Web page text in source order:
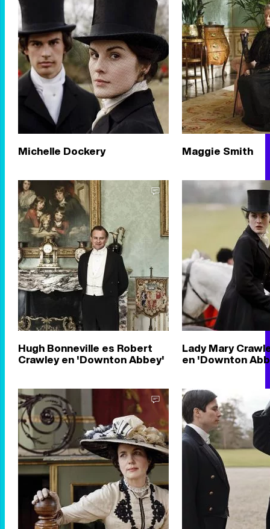
Michelle Dockery Maggie Smith
Hugh Bonneville es Robert
Crawley en 'Downton Abbey'
Lady Mary
en 'Downton